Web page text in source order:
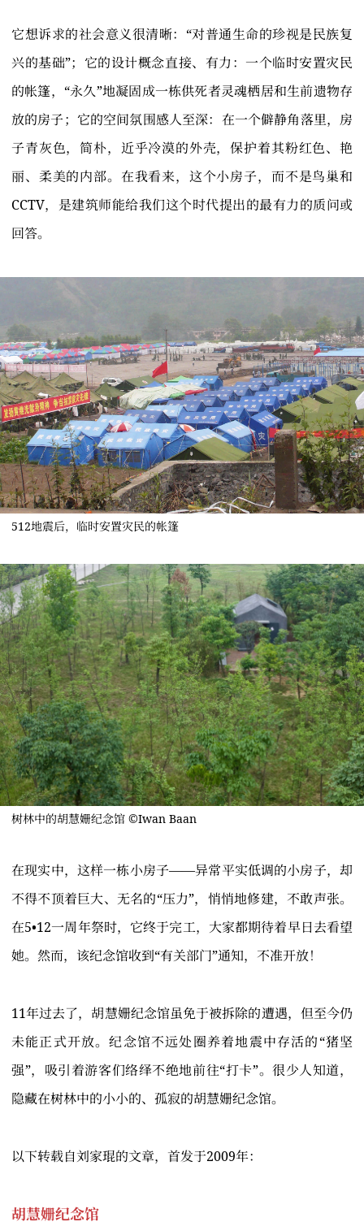
它想诉求的社会意义很清晰：“对普通生命的珍视是民族复
兴的基础”；它的设计概念直接、有力：一个临时安置灾民
的帐篷，“永久”地凝固成一栋供死者灵魂栖居和生前遗物存
放的房子；它的空间氛围感人至深：在一个僻静角落里，房
子青灰色，简朴，近乎冷漠的外壳，保护着其粉红色、艳
丽、柔美的内部。在我看来，这个小房子，而不是鸟巢和
CCTV，是建筑师能给我们这个时代提出的最有力的质问或
回答。
512地震后，临时安置灾民的帐篷
树林中的胡慧姗纪念馆 ©Iwan Baan
在现实中，这样一栋小房子——异常平实低调的小房子，却
不得不顶着巨大、无名的“压力”，悄悄地修建，不敢声张。
在5•12一周年祭时，它终于完工，大家都期待着早日去看望
她。然而，该纪念馆收到“有关部门”通知，不准开放！
11年过去了，胡慧姗纪念馆虽免于被拆除的遭遇，但至今仍
未能正式开放。纪念馆不远处圈养着地震中存活的“猪坚
强”，吸引着游客们络绎不绝地前往“打卡”。很少人知道，
隐藏在树林中的小小的、孤寂的胡慧姗纪念馆。
以下转载自刘家琨的文章，首发于2009年：
胡慧姗纪念馆